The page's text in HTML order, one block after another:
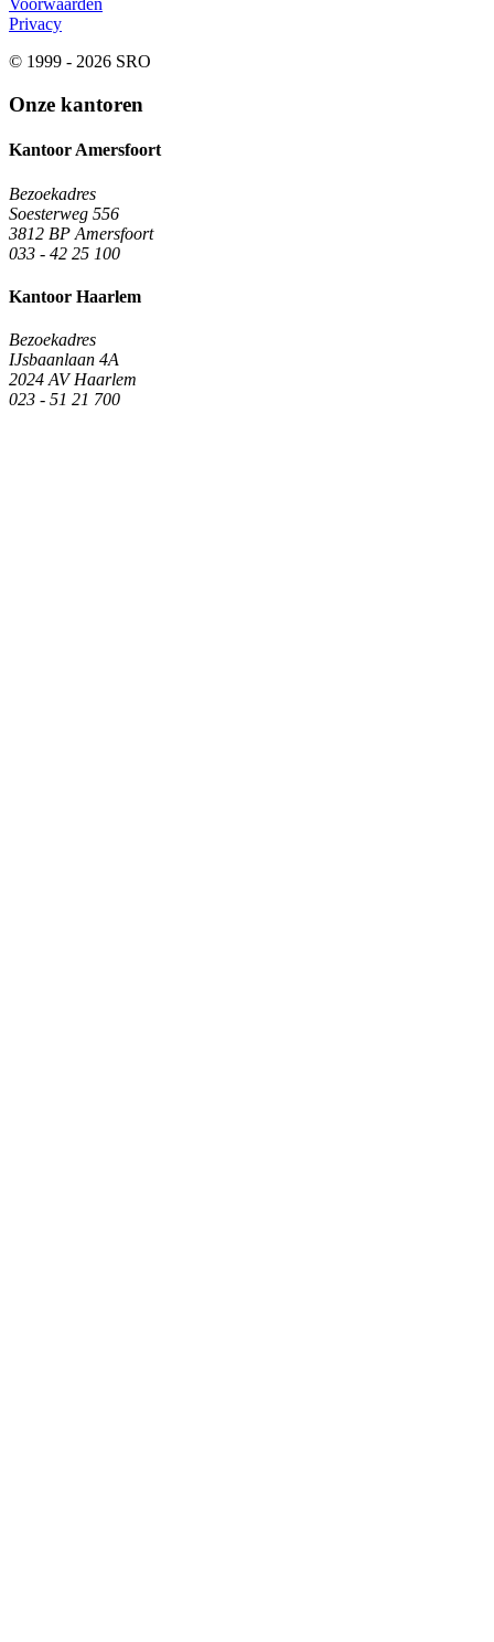
Voorwaarden
Privacy
© 1999 - 2026 SRO
Onze kantoren
Kantoor Amersfoort
Bezoekadres
Soesterweg 556
3812 BP Amersfoort
033 - 42 25 100
Kantoor Haarlem
Bezoekadres
IJsbaanlaan 4A
2024 AV Haarlem
023 - 51 21 700